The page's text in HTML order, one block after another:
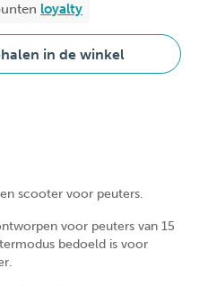
loyalty
in de winkel
scooter voor peuters.
voor peuters van 15
bedoeld is voor